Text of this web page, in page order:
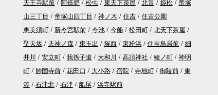
天王寺駅前 阿倍野 松虫 東天下茶屋 北畠 姫松
帝塚
山三丁目
帝塚山四丁目 神ノ木 住吉
住吉公園
恵美須町
新今宮駅前 今池 今船 松田町
北天下茶屋
聖天坂
天神ノ森 東玉出 塚西 東粉浜 住吉鳥居前
細
井川
安立町 我孫子道 大和川 高須神社 綾ノ町
神明
町
妙国寺前 花田口 大小路 宿院 寺地町 御陵前
東
湊
石津北 石津 船尾 浜寺駅前